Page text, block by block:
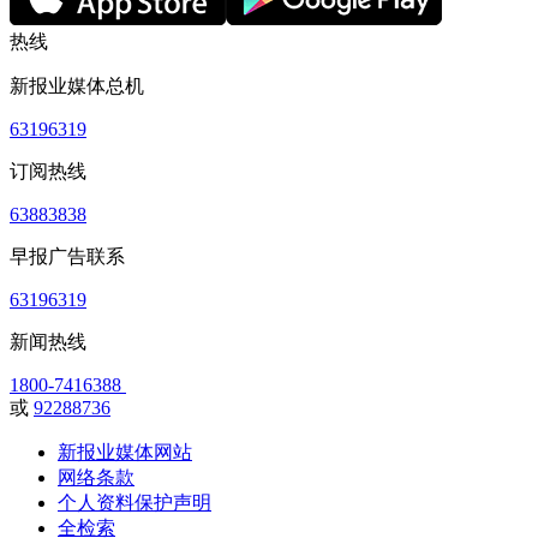
热线
新报业媒体总机
63196319
订阅热线
63883838
早报广告联系
63196319
新闻热线
1800-7416388
或 92288736
新报业媒体网站
网络条款
个人资料保护声明
全检索